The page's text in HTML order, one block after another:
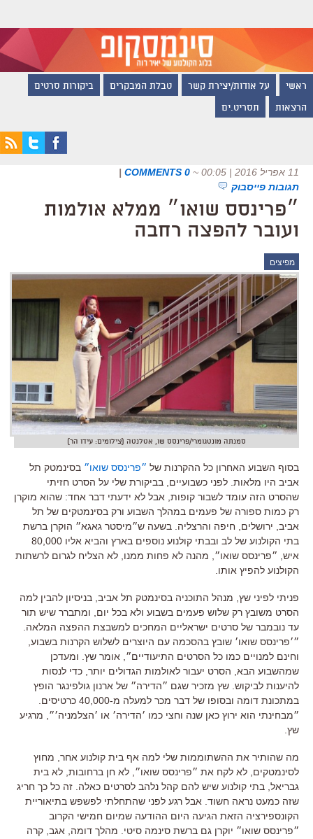
ראשי על אודות/יצירת קשר טבלת המבקרים ביקורות סרטים
הרצאות תסריט.ים
11 אפריל 2016 | 00:05 ~
0 COMMENTS
|
תגובות פייסבוק
״פרינסס שואו״ ממלא אולמות
ועובר להפצה רחבה
מפיצים
סמנתה מונטגומרי/פרינסס שו, אטלנטה (צילומים: עידו הר)
בסוף השבוע האחרון כל ההקרנות של ״פרינסס שואו״ בסינמטק תל
אביב היו מלאות. לפני כשבועיים, בביקורת שלי על הסרט חזיתי
שהסרט הזה עומד לשבור קופות, אבל לא ידעתי דבר אחד: שהוא מוקרן
רק כמות ספורה של פעמים במהלך השבוע ורק בסינמטקים של תל
אביב, ירושלים, חיפה והרצליה. בשעה ש״מיסטר גאגא״ הוקרן ברשת
בתי הקולנוע של לב ובבתי קולנוע נוספים בארץ והביא אליו 80,000
איש, ״פרינסס שואו״, מהנה לא פחות ממנו, לא הצליח לגרום לרשתות
הקולנוע להפיץ אותו.
פניתי לפיני שץ, מנהל התוכניה בסינמטק תל אביב, בניסיון להבין למה
הסרט משובץ רק שלוש פעמים בשבוע ולא בכל יום, ומתברר שיש תור
עד נובמבר של סרטים ישראליים המחכים למשבצת ההפצה המלאה.
״׳פרינסס שואו׳ שובץ בהסכמה עם היוצרים לשלוש הקרנות בשבוע,
וחינם למנויים כמו כל הסרטים התיעודיים״, אומר שץ. ומעדכן
שמהשבוע הבא, הסרט יעבור לאולמות הגדולים יותר, כדי לנסות
להיענות לביקוש. שץ מזכיר שגם ״הדירה״ של ארנון גולפינגר הופץ
במתכונת דומה ובסופו של דבר מכר למעלה מ-40,000 כרטיסים.
״מבחינתי הוא ירוץ כאן שנה וחצי כמו ׳הדירה׳ או ׳הצלמניה׳״, מרגיע
שץ.
מה שהותיר את ההשתוממות שלי למה אף בית קולנוע אחר, מחוץ
לסינמטקים, לא לקח את ״פרינסס שואו״, לא חן ברחובות, לא בית
גבריאל, בתי קולנוע שיש להם קהל נלהב לסרטים כאלה. זה כל כך חריג
שזה כמעט נראה חשוד. אבל רגע לפני שהתחלתי לפשפש בתיאוריית
הקונספירציה הזאת הגיעה היום ההודעה שמיום חמישי הקרוב
״פרינסס שואו״ יוקרן גם ברשת סינמה סיטי. מהלך דומה, אגב, קרה